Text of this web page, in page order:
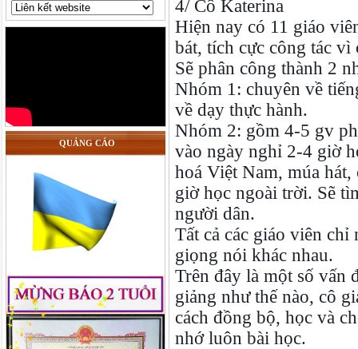
QUẢNG CÁO
4/ Cô Katerina
Hiện nay có 11 giáo
bát, tích cực công tác vì
Sẽ phân công thành 2
Nhóm 1: chuyên về
về dạy thực hành.
Nhóm 2: gồm 4-5 gv
vào ngày nghỉ 2-4 giờ
hoá Việt Nam, múa
giờ học ngoài trời. Sẽ
người dân.
Tất cả các giáo viên
giọng nói khác nhau.
Trên đây là một số vấn
giảng như thế nào, cô
cách đồng bộ, học và
nhớ luôn bài học.